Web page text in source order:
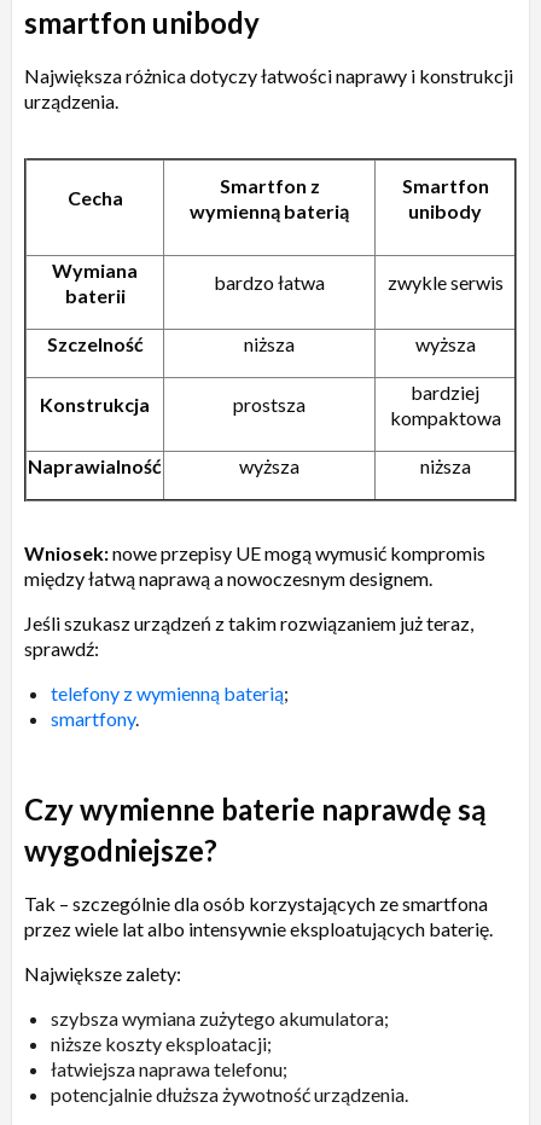
smartfon unibody
Największa różnica dotyczy łatwości naprawy i konstrukcji
urządzenia.
Cecha
Smartfon z
wymienną baterią
Smartfon
unibody
Wymiana
baterii
bardzo łatwa zwykle serwis
Szczelność niższa wyższa
Konstrukcja prostsza
bardziej
kompaktowa
Naprawialność wyższa niższa
Wniosek:nowe przepisy UE mogą wymusić kompromis
między łatwą naprawą a nowoczesnym designem.
Jeśli szukasz urządzeń z takim rozwiązaniem już teraz,
sprawdź:
telefony z wymienną baterią;
smartfony.
Czy wymienne baterie naprawdę są
wygodniejsze?
Tak – szczególnie dla osób korzystających ze smartfona
przez wiele lat albo intensywnie eksploatujących baterię.
Największe zalety:
szybsza wymiana zużytego akumulatora;
niższe koszty eksploatacji;
łatwiejsza naprawa telefonu;
potencjalnie dłuższa żywotność urządzenia.